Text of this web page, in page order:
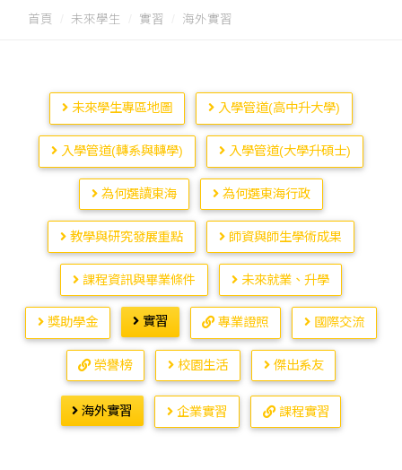
首頁 未來學生 實習 海外實習
未來學生專區地圖 入學管道(高中升大學)
入學管道(轉系與轉學) 入學管道(大學升碩士)
為何選讀東海 為何選東海行政
教學與研究發展重點 師資與師生學術成果
課程資訊與畢業條件 未來就業、升學
獎助學金 實習 專業證照 國際交流
榮譽榜 校園生活 傑出系友
海外實習 企業實習 課程實習